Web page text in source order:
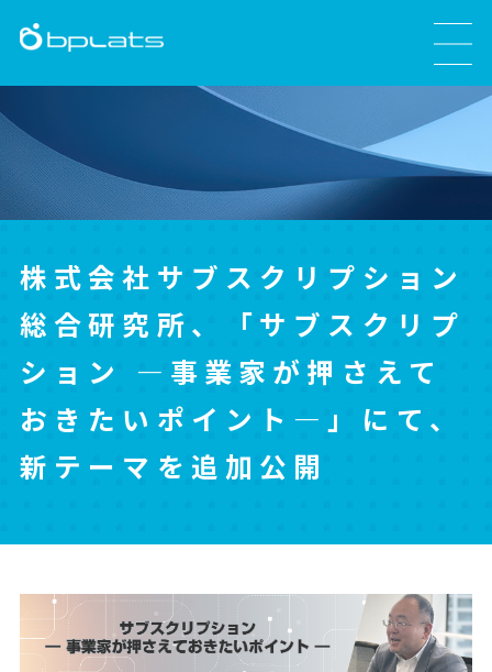
株式会社サブスクリプション
総合研究所、「サブスクリプ
ション ―事業家が押さえて
おきたいポイント―」にて、
新テーマを追加公開